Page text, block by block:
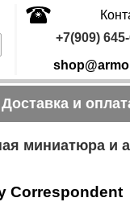
+7(909)
Доставка и
миниатюра и
Correspondent